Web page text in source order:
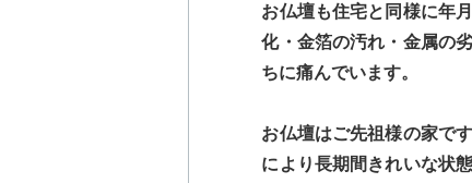
お仏壇も住宅と同様に年
化・金箔の汚れ・金属の
ちに痛んでいます。
お仏壇はご先祖様の家で
により長期間きれいな状